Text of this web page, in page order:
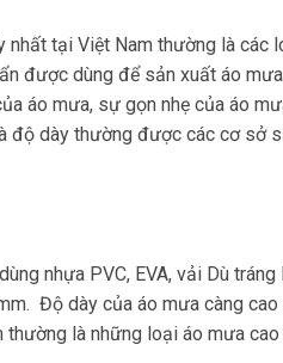
tại Việt Nam thường là các
được dùng để sản xuất áo
áo mưa, sự gọn nhẹ của áo
độ dày thường được các cơ sở
nhựa PVC, EVA, vải Dù
Độ dày của áo mưa càng cao
là những loại áo mưa